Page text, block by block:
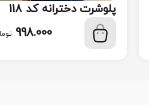
پلوشرت دخترانه کد 118
998.000